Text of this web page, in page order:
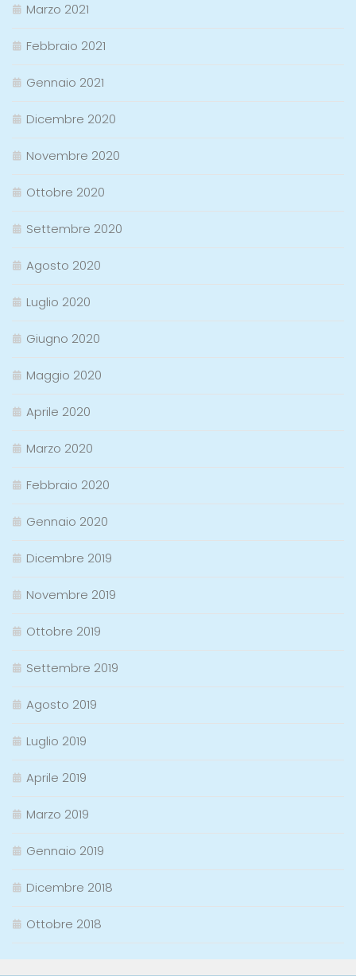
Marzo 2021
Febbraio 2021
Gennaio 2021
Dicembre 2020
Novembre 2020
Ottobre 2020
Settembre 2020
Agosto 2020
Luglio 2020
Giugno 2020
Maggio 2020
Aprile 2020
Marzo 2020
Febbraio 2020
Gennaio 2020
Dicembre 2019
Novembre 2019
Ottobre 2019
Settembre 2019
Agosto 2019
Luglio 2019
Aprile 2019
Marzo 2019
Gennaio 2019
Dicembre 2018
Ottobre 2018